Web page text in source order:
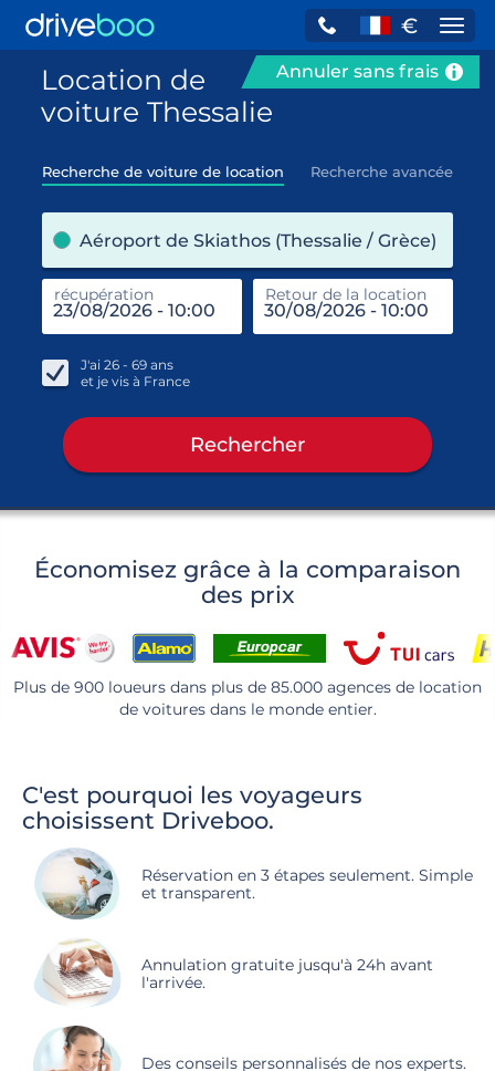
€
Annuler sans frais
Location de
voiture Thessalie
Recherche de voiture de location Recherche avancée
Aéroport de Skiathos (Thessalie / Grèce)
récupération Retour de la location
J'ai 26 - 69 ans
et je vis à France
Rechercher
Économisez grâce à la comparaison
des prix
Plus de 900 loueurs dans plus de 85.000 agences de location
de voitures dans le monde entier.
C'est pourquoi les voyageurs
choisissent Driveboo.
Réservation en 3 étapes seulement. Simple
et transparent.
Annulation gratuite jusqu'à 24h avant
l'arrivée.
Des conseils personnalisés de nos experts.